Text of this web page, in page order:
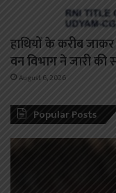
हाथियों के करीब
वन विभाग ने जारी की
August 6, 2026
Popular Posts